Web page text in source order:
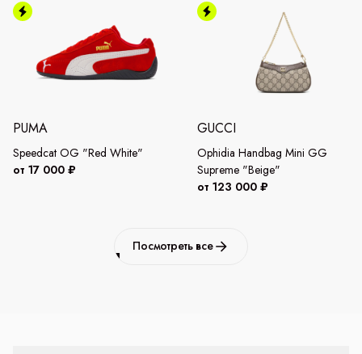
PUMA
Speedcat OG "Red White"
от 17 000 ₽
GUCCI
Ophidia Handbag Mini GG
Supreme "Beige"
от 123 000 ₽
Посмотреть все